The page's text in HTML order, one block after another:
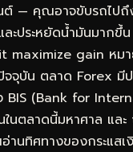
ต์ — คุณอาจขับรถไปถึ
ะประหยัดน้ำมันมากขึ้น
maximize gain หมา
ปัจจุบัน ตลาด Forex
BIS (Bank for
นตลาดนี้มหาศาล แล
ทิศทางของกระแสเ